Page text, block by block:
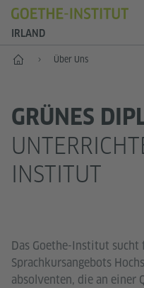
IRLAND
Start Über Uns
GRÜNES
INSTITUT
Das Goethe-Institut
Sprachkursangebots
absolventen, die an